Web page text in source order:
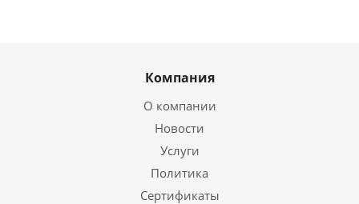
Компания
О компании
Новости
Услуги
Политика
Сертификаты